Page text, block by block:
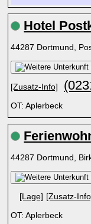
Hotel
44287 Dortmund,
[Zusatz-Info]
OT: Aplerbeck
44287 Dortmund,
[Lage] [Zusatz-
OT: Aplerbeck